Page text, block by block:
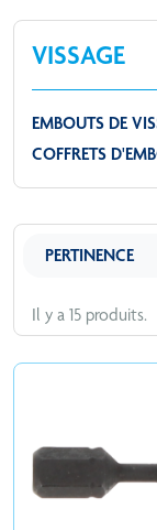
VISSAGE
EMBOUTS DE
COFFRETS
Il y a 15 produits.
PERTINENCE